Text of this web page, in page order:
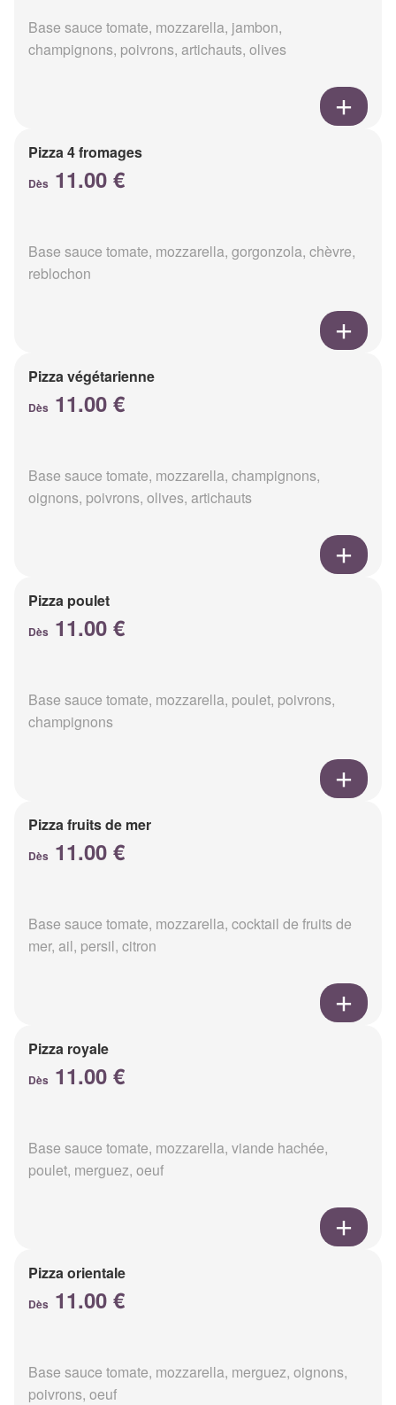
Base sauce tomate, mozzarella, jambon,
champignons, poivrons, artichauts, olives
Pizza 4 fromages
Dès 11.00 €
Base sauce tomate, mozzarella, gorgonzola, chèvre,
reblochon
Pizza végétarienne
Dès 11.00 €
Base sauce tomate, mozzarella, champignons,
oignons, poivrons, olives, artichauts
Pizza poulet
Dès 11.00 €
Base sauce tomate, mozzarella, poulet, poivrons,
champignons
Pizza fruits de mer
Dès 11.00 €
Base sauce tomate, mozzarella, cocktail de fruits de
mer, ail, persil, citron
Pizza royale
Dès 11.00 €
Base sauce tomate, mozzarella, viande hachée,
poulet, merguez, oeuf
Pizza orientale
Dès 11.00 €
Base sauce tomate, mozzarella, merguez, oignons,
poivrons, oeuf